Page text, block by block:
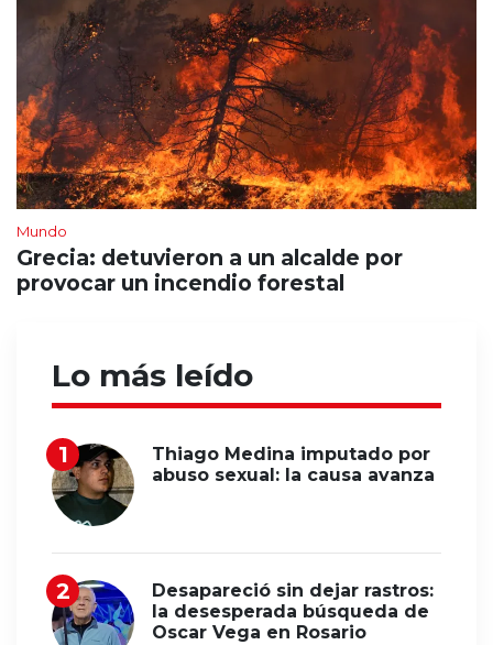
Mundo
Grecia: detuvieron a un alcalde por
provocar un incendio forestal
Lo más leído
Thiago Medina imputado por
abuso sexual: la causa avanza
Desapareció sin dejar rastros:
la desesperada búsqueda de
Oscar Vega en Rosario